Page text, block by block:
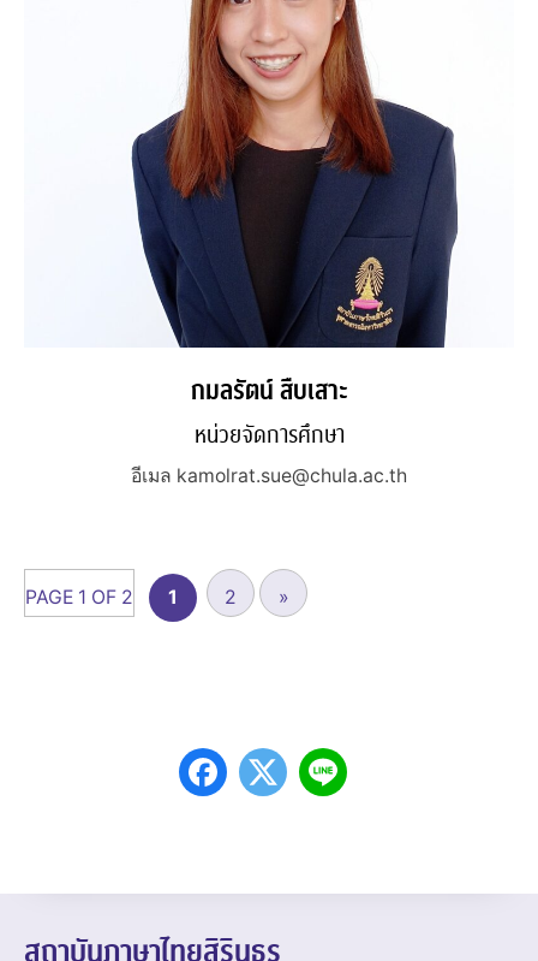
กมลรัตน์ สืบเสาะ
หน่วยจัดการศึกษา
อีเมล kamolrat.sue@chula.ac.th
PAGE 1 OF 2 1 2 »